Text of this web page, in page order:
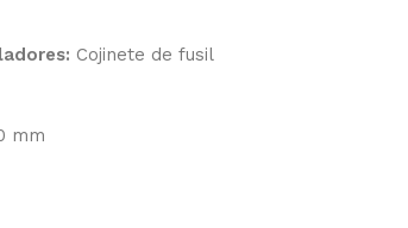
Cojinete de fusil
mm